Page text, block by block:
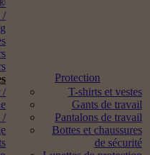
/
/
/
Protection
T-shirts et vestes
Gants de travail
Pantalons de travail
Bottes et chaussures
de sécurité